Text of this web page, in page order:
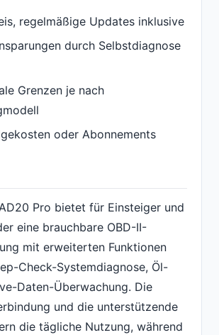
regelmäßige Updates inklusive
durch Selbstdiagnose
Grenzen je nach
oder Abonnements
Pro bietet für Einsteiger und
eine brauchbare OBD-II-
mit erweiterten Funktionen
Check-Systemdiagnose, Öl-
Daten-Überwachung. Die
und die unterstützende
die tägliche Nutzung, während